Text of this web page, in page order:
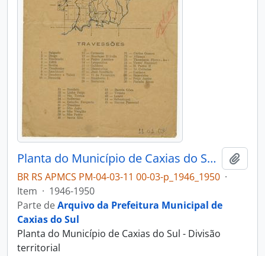
Planta do Município de Caxias do Sul - Divisão territorial
BR RS APMCS PM-04-03-11 00-03-p_1946_1950 ·
Item · 1946-1950
Parte deArquivo da Prefeitura Municipal de
Caxias do Sul
Planta do Município de Caxias do Sul - Divisão
territorial